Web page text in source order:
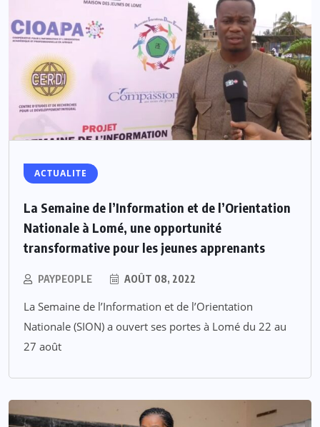
ACTUALITE
La Semaine de l’Information et de l’Orientation
Nationale à Lomé, une opportunité
transformative pour les jeunes apprenants
PAYPEOPLE AOÛT 08, 2022
La Semaine de l’Information et de l’Orientation
Nationale (SION) a ouvert ses portes à Lomé du 22 au
27 août